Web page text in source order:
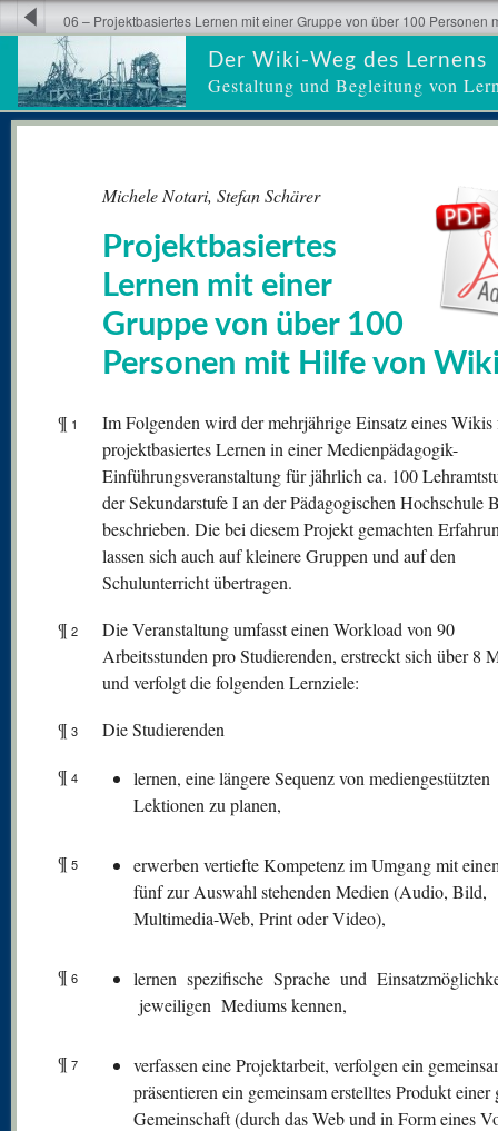
Der Wiki-Weg des Lernens
Gestaltung und Begleitung von
06 – Projektbasiertes Lernen mit einer Gruppe von über 100 Personen
Michele Notari, Stefan Schärer
Projektbasiertes
Lernen mit einer
Gruppe von über 100
Personen mit Hilfe von
¶ 1
Im Folgenden wird der mehrjährige Einsatz eines Wikis
projektbasiertes Lernen in einer Medienpädagogik-
Einführungsveranstaltung für jährlich ca. 100
der Sekundarstufe I an der Pädagogischen Hochschule
beschrieben. Die bei diesem Projekt gemachten
lassen sich auch auf kleinere Gruppen und auf den
Schulunterricht übertragen.
¶ 2
Die Veranstaltung umfasst einen Workload von 90
Arbeitsstunden pro Studierenden, erstreckt sich über 8
und verfolgt die folgenden Lernziele:
¶ 3
Die Studierenden
¶ 4
lernen, eine längere Sequenz von mediengestützten
Lektionen zu planen,
¶ 5
erwerben vertiefte Kompetenz im Umgang mit
fünf zur Auswahl stehenden Medien (Audio, Bild,
Multimedia-Web, Print oder Video),
¶ 6
lernen spezifische Sprache und
jeweiligen Mediums kennen,
¶ 7
verfassen eine Projektarbeit, verfolgen ein
präsentieren ein gemeinsam erstelltes Produkt einer
Gemeinschaft (durch das Web und in Form eines